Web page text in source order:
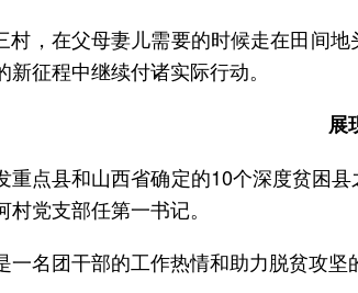
村，在父母妻儿需要的时候走在田间
征程中继续付诸实际行动。
展
重点县和山西省确定的10个深度贫困
党支部任第一书记。
一名团干部的工作热情和助力脱贫攻